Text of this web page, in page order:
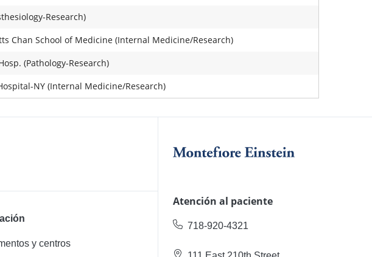
Research)
Chan School of Medicine (Internal Medicine/Research)
(Pathology-Research)
NY (Internal Medicine/Research)
y centros
Atención al paciente
718-920-4321